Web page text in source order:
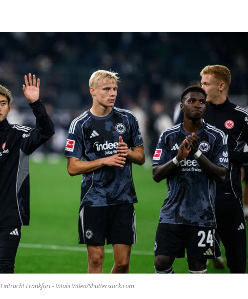
Eintracht Frankfurt - Vitalii Vitleo/Shutterstock.com